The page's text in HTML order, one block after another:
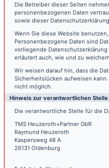
Die Betreiber dieser Seiten
personenbezogenen Daten
sowie dieser
Wenn Sie diese Website
Personenbezogene Daten sind
vorliegende
erläutert auch, wie und zu
Wir weisen darauf hin, dass die
Sicherheitslücken aufweisen
nicht möglich.
Hinweis zur verantwortlichen Stelle
Die verantwortliche Stelle für die
TMS Heuzeroth+Partner GbR
Raymund Heuzeroth
Kaspersweg 48 A
26131 Oldenburg